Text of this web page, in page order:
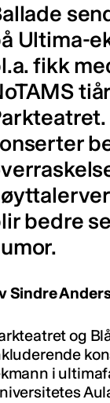
Ultima-
fikk
bedre
Sindre
og
i